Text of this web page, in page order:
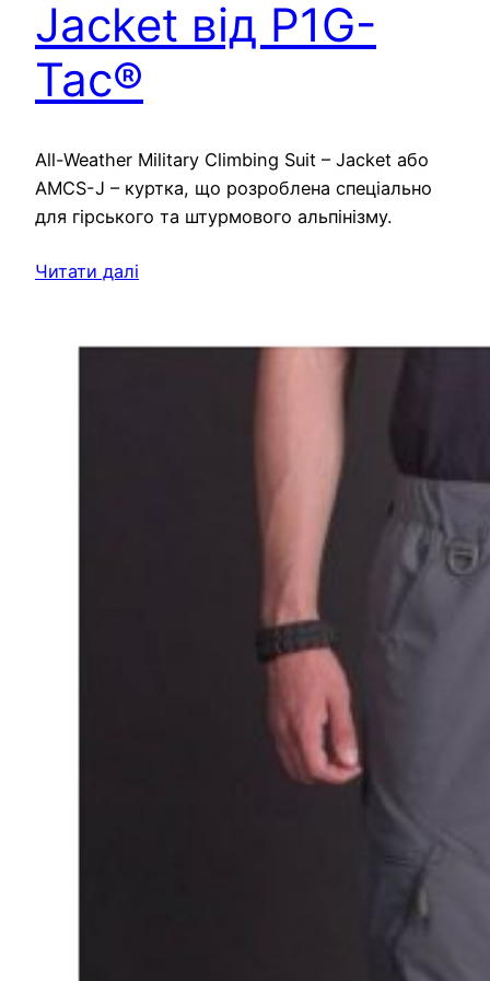
Jacket від P1G-
Tac®
All-Weather Military Climbing Suit – Jacket або
AMCS-J – куртка, що розроблена спеціально
для гірського та штурмового альпінізму.
Читати далі